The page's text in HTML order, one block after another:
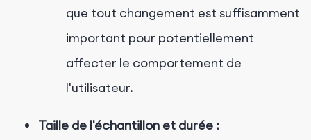
que tout changement est suffisamment
important pour potentiellement
affecter le comportement de
l'utilisateur.
Taille de l'échantillon et durée :